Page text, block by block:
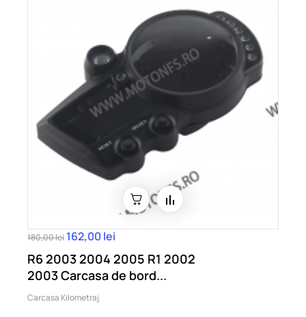
180,00 lei 162,00 lei
R6 2003 2004 2005 R1 2002
2003 Carcasa de bord...
Carcasa Kilometraj